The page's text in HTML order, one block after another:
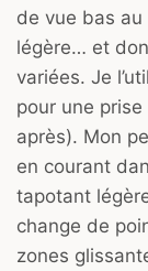
de vue bas
légère… et
variées. Je
pour une
après). Mon
en courant
tapotant
change de
zones